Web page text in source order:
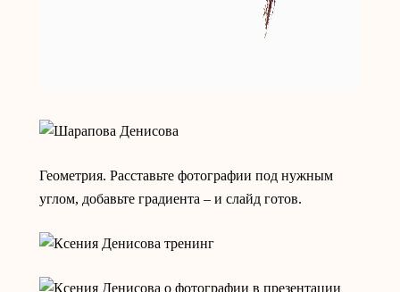
Геометрия. Расставьте фотографии под нужным
углом, добавьте градиента – и слайд готов.